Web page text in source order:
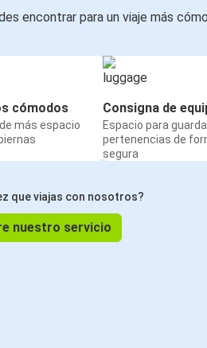
encontrar para un viaje más
cómodos
más espacio
Consigna de
Espacio para
pertenencias de
segura
que viajas con nosotros?
nuestro servicio